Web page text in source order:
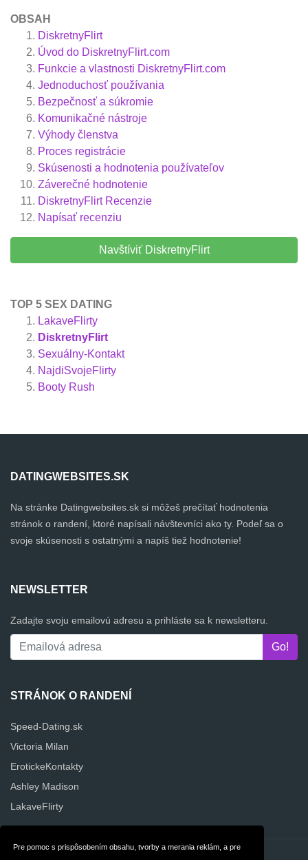
Pre pomoc s prispôsobením obsahu, tvorby a merania reklám, a pre
OBSAH
DiskretnyFlirt
Úvod do DiskretnyFlirt.com
Funkcie a vlastnosti DiskretnyFlirt.com
Jednoduchosť používania
Bezpečnosť a súkromie
Komunikačné nástroje
Výhody členstva
Proces registrácie
Skúsenosti a hodnotenia používateľov
Záverečné hodnotenie
DiskretnyFlirtRecenzie
Napísať recenziu
Navštíviť DiskretnyFlirt
TOP 5 SEX DATING
LakaveFlirty
DiskretnyFlirt
Sexuálny-Kontakt
NajdiSvojeFlirty
Booty Rush
DATINGWEBSITES.SK
Na stránke Datingwebsites.sk si môžeš prečítať hodnotenia
stránok o randení, ktoré napísali návštevníci ako ty. Podeľ sa o
svoje skúsenosti s ostatnými a napíš tiež hodnotenie!
NEWSLETTER
Zadajte svoju emailovú adresu a prihláste sa k newsletteru.
STRÁNOK O RANDENÍ
Speed-Dating.sk
Victoria Milan
ErotickeKontakty
Ashley Madison
LakaveFlirty